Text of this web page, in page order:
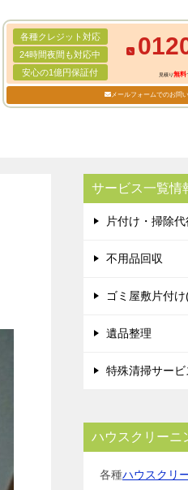
各種クレジット対応
24時間夜間も対応中
安心の1億円保証付
見積り無料
メールフォームでのお問
サービス一覧情
片付け・掃除代
不用品回収
ゴミ屋敷片付
遺品整理
特殊清掃サービ
ハウスクリーニ
各種ハウスクリ